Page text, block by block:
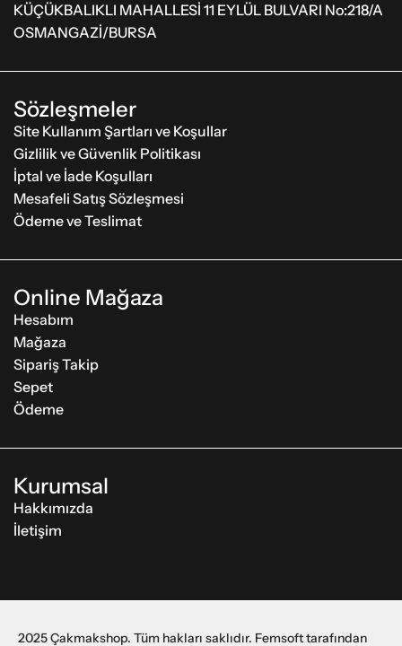
KÜÇÜKBALIKLI MAHALLESİ 11 EYLÜL BULVARI No:218/A
OSMANGAZİ/BURSA
Sözleşmeler
Site Kullanım Şartları ve Koşullar
Gizlilik ve Güvenlik Politikası
İptal ve İade Koşulları
Mesafeli Satış Sözleşmesi
Ödeme ve Teslimat
Online Mağaza
Hesabım
Mağaza
Sipariş Takip
Sepet
Ödeme
Kurumsal
Hakkımızda
İletişim
2025 Çakmakshop. Tüm hakları saklıdır. Femsoft tarafından